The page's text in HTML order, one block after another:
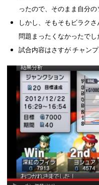
ったので、そのまま自分の
しかし、そもそもビラク
問題まったくなかったでし
試合内容はさすが チャン